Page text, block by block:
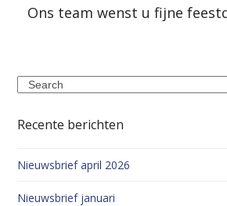
Ons team wenst u fijne
Search
Recente berichten
Nieuwsbrief april 2026
Nieuwsbrief januari